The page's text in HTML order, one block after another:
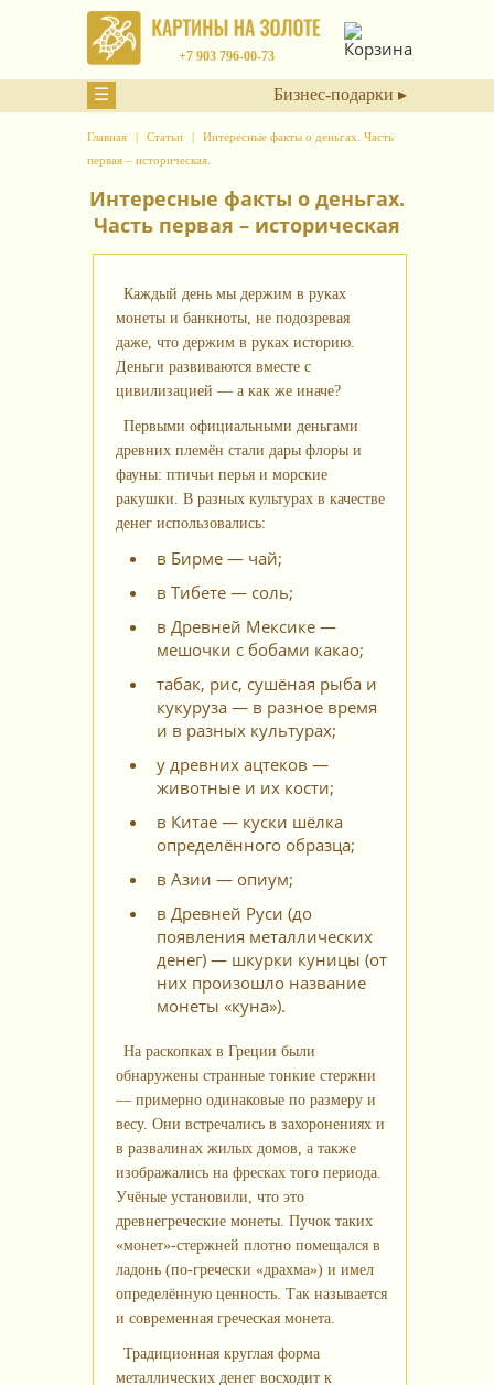
+7 903 796-00-73
☰ Бизнес-подарки ▸
Главная Статьи
Интересные факты о деньгах. Часть
первая – историческая.
Интересные факты о деньгах.
Часть первая – историческая
Каждый день мы держим в руках
монеты и банкноты, не подозревая
даже, что держим в руках историю.
Деньги развиваются вместе с
цивилизацией — а как же иначе?
Первыми официальными деньгами
древних племён стали дары флоры и
фауны: птичьи перья и морские
ракушки. В разных культурах в качестве
денег использовались:
в Бирме — чай;
в Тибете — соль;
в Древней Мексике —
мешочки с бобами какао;
табак, рис, сушёная рыба и
кукуруза — в разное время
и в разных культурах;
у древних ацтеков —
животные и их кости;
в Китае — куски шёлка
определённого образца;
в Азии — опиум;
в Древней Руси (до
появления металлических
денег) — шкурки куницы (от
них произошло название
монеты «куна»).
На раскопках в Греции были
обнаружены странные тонкие стержни
— примерно одинаковые по размеру и
весу. Они встречались в захоронениях и
в развалинах жилых домов, а также
изображались на фресках того периода.
Учёные установили, что это
древнегреческие монеты. Пучок таких
«монет»-стержней плотно помещался в
ладонь (по‑гречески «драхма») и имел
определённую ценность. Так называется
и современная греческая монета.
Традиционная круглая форма
металлических денег восходит к